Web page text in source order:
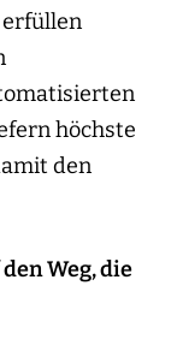
erfüllen
höchste
den
Weg, die